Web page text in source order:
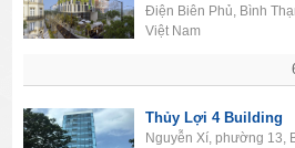
Chí Minh
Điện Biên Phủ, Bình
Việt Nam
Thủy Lợi 4 Building
Nguyễn Xí, phường 13,